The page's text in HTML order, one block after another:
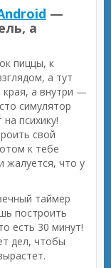
—
а
пиццы, к
а тут
а внутри —
симулятор
психику!
свой
к тебе
жалуется, что у
таймер
построить
есть 30 минут!
дел, чтобы